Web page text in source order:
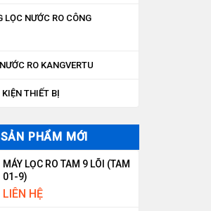
LỌC NƯỚC RO CÔNG
RO KANGVERTU
THIẾT BỊ
SẢN PHẨM MỚI
MÁY LỌC RO TAM 9 LÕI (TAM
01-9)
LIÊN HỆ